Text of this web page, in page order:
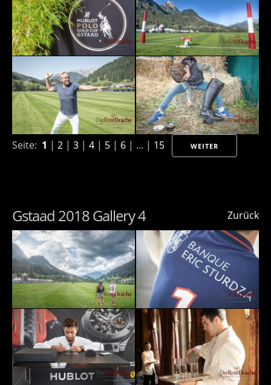
Seite: 1 | 2 | 3 | 4 | 5 | 6 | ... | 15 WEITER
Zurück
Gstaad 2018 Gallery 4